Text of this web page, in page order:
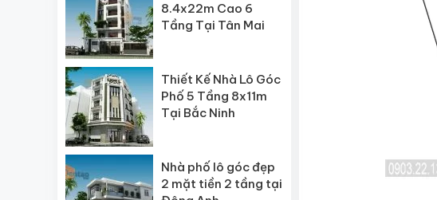
8.4x22m Cao 6
Tầng Tại Tân Mai
Thiết Kế Nhà Lô Góc
Phố 5 Tầng 8x11m
Tại Bắc Ninh
Nhà phố lô góc đẹp
2 mặt tiền 2 tầng tại